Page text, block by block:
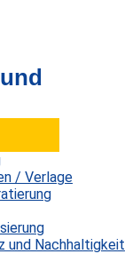
/ Verlage
und Nachhaltigkeit
die auf